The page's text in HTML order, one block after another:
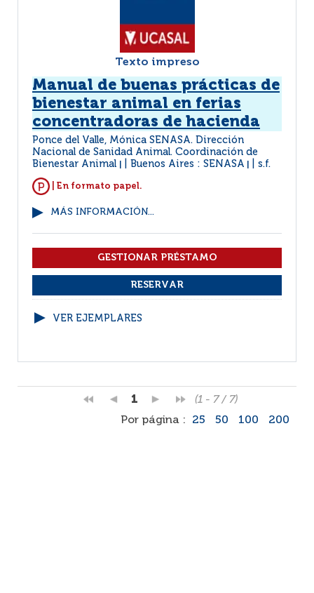
Texto impreso
Manual de buenas prácticas de
bienestar animal en ferias
concentradoras de hacienda
Ponce del Valle, Mónica SENASA. Dirección
Nacional de Sanidad Animal. Coordinación de
Bienestar Animal
Buenos Aires : SENASA s.f.
| En formato papel.
MÁS INFORMACIÓN...
VER EJEMPLARES
1
(1 - 7 / 7)
Por página :
25 50 100 200